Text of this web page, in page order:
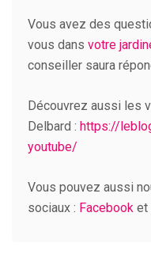
Vous avez des
vous dans votre
conseiller saura
Découvrez aussi les
Delbard : https://
youtube/
Vous pouvez aussi
sociaux : Facebook et